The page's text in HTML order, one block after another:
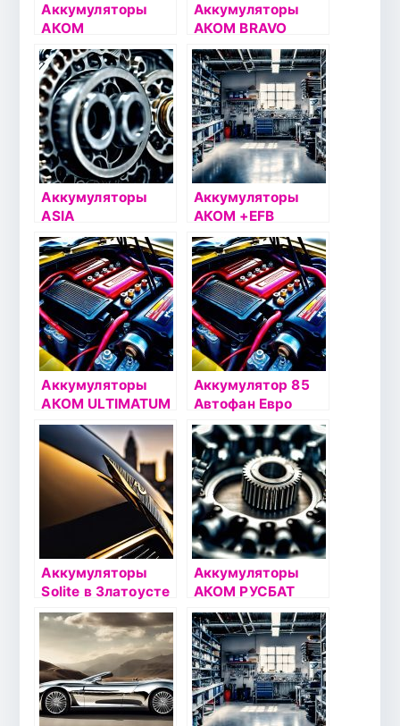
Аккумуляторы
АКОМ
Аккумуляторы
АКОМ BRAVO
Аккумуляторы
ASIA
Аккумуляторы
АКОМ +EFB
Аккумуляторы
АКОМ ULTIMATUM
AGM
Аккумулятор 85
Автофан Евро
Аккумуляторы
Solite в Златоусте
Аккумуляторы
АКОМ РУСБАТ